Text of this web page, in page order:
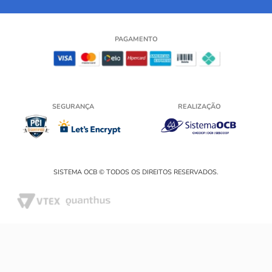
PAGAMENTO
SEGURANÇA REALIZAÇÃO
SISTEMA OCB © TODOS OS DIREITOS RESERVADOS.